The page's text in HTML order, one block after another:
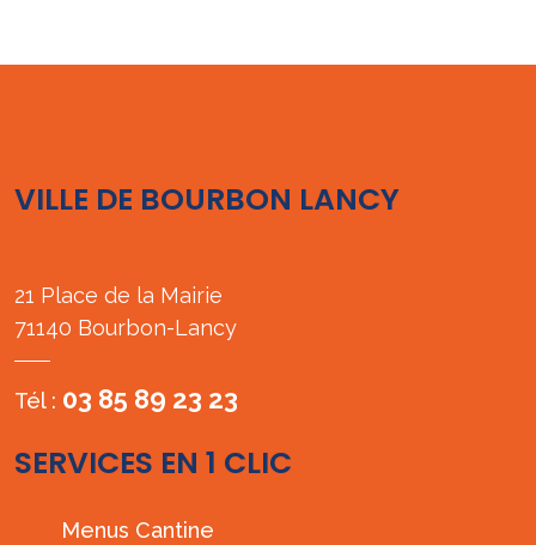
VILLE DE BOURBON LANCY
21 Place de la Mairie
71140 Bourbon-Lancy
Tél : 03 85 89 23 23
SERVICES EN 1 CLIC
Menus Cantine